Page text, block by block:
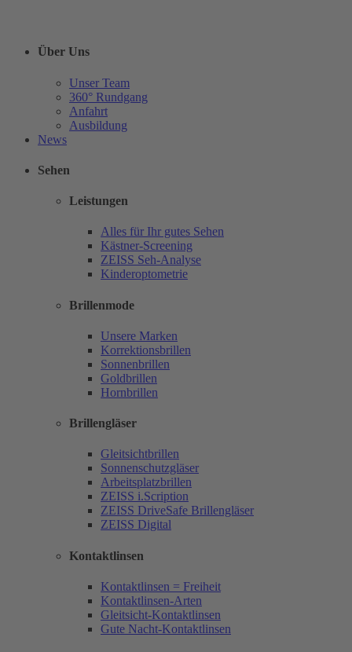
Über Uns
Unser Team
360° Rundgang
Anfahrt
Ausbildung
News
Sehen
Leistungen
Alles für Ihr gutes Sehen
Kästner-Screening
ZEISS Seh-Analyse
Kinderoptometrie
Brillenmode
Unsere Marken
Korrektionsbrillen
Sonnenbrillen
Goldbrillen
Hornbrillen
Brillengläser
Gleitsichtbrillen
Sonnenschutzgläser
Arbeitsplatzbrillen
ZEISS i.Scription
ZEISS DriveSafe Brillengläser
ZEISS Digital
Kontaktlinsen
Kontaktlinsen = Freiheit
Kontaktlinsen-Arten
Gleitsicht-Kontaktlinsen
Gute Nacht-Kontaktlinsen